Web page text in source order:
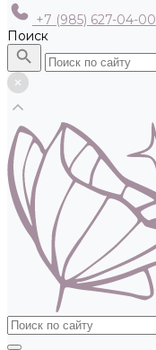
+7 (985) 627-04-00
Поиск